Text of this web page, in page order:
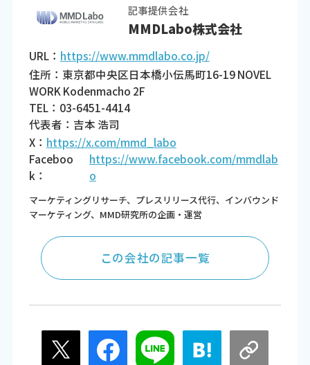
記事提供会社
MMDLabo株式会社
URL： https://www.mmdlabo.co.jp/
住所：東京都中央区日本橋小伝馬町16-19 NOVEL
WORK Kodenmacho 2F
TEL：03-6451-4414
代表者：吉本 浩司
X： https://x.com/mmd_labo
Faceboo
k：
https://www.facebook.com/mmdlab
o
マーケティングリサーチ、プレスリリース代行、インバウンド
マーケティング、MMD研究所の企画・運営
この会社の記事一覧